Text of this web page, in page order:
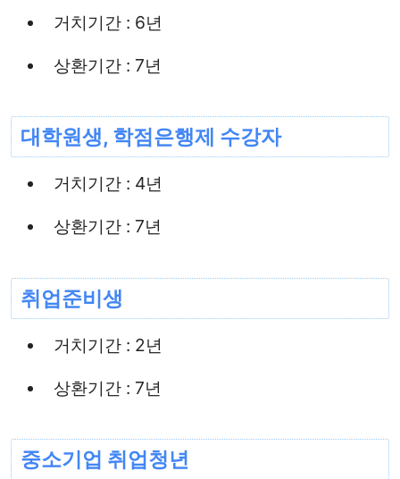
거치기간 : 6년
상환기간 : 7년
대학원생, 학점은행제 수강자
거치기간 : 4년
상환기간 : 7년
취업준비생
거치기간 : 2년
상환기간 : 7년
중소기업 취업청년